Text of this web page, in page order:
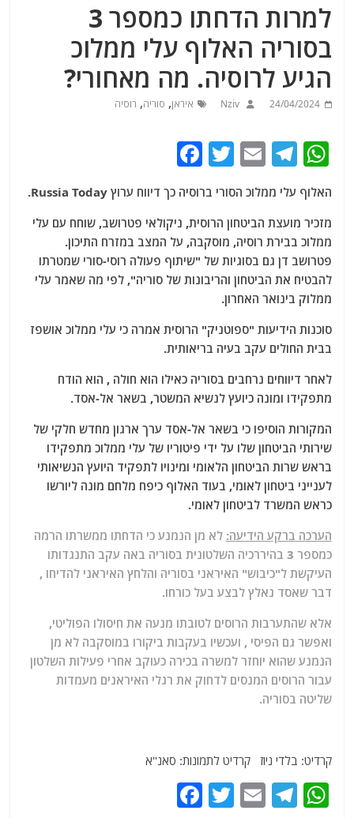
למרות הדחתו כמספר 3
בסוריה האלוף עלי ממלוכ
הגיע לרוסיה. מה מאחורי?
24/04/2024
Nziv איראן, סוריה, רוסיה
W
at
s
A
p
p
T
el
e
g
ra
m
E
ai
l
T
itt
er
c
e
b
o
k
האלוף עלי ממלוכ הסורי ברוסיה כך דיווח ערוץ Russia Today.
מזכיר מועצת הביטחון הרוסית, ניקולאי פטרושב, שוחח עם עלי
ממלוכ בבירת רוסיה, מוסקבה, על המצב במזרח התיכון.
פטרושב דן גם בסוגיות של "שיתוף פעולה רוסי-סורי שמטרתו
להבטיח את הביטחון והריבונות של סוריה", לפי מה שאמר עלי
ממלוק בינואר האחרון.
סוכנות הידיעות "ספוטניק" הרוסית אמרה כי עלי ממלוכ אושפז
בבית החולים עקב בעיה בריאותית.
לאחר דיווחים נרחבים בסוריה כאילו הוא חולה , הוא הודח
מתפקידו ומונה כיועץ לנשיא המשטר, בשאר אל-אסד.
המקורות הוסיפו כי בשאר אל-אסד ערך ארגון מחדש חלקי של
שירותי הביטחון שלו על ידי פיטוריו של עלי ממלוכ מתפקידו
בראש שרות הביטחון הלאומי ומינויו לתפקיד היועץ הנשיאותי
לענייני ביטחון לאומי, בעוד האלוף כיפח מלחם מונה ליורשו
כראש המשרד לביטחון לאומי.
הערכה ברקע הידיעה: לא מן הנמנע כי הדחתו ממשרתו הרמה
כמספר 3 בהיררכיה השלטונית בסוריה באה עקב התנגדותו
העיקשת ל"כיבוש" האיראני בסוריה והלחץ האיראני להדיחו ,
דבר שאסד נאלץ לבצע בעל כורחו.
אלא שהתערבות הרוסים לטובתו מנעה את חיסולו הפוליטי,
ואפשר גם הפיסי , ועכשיו בעקבות ביקורו במוסקבה לא מן
הנמנע שהוא יוחזר למשרה בכירה כעוקב אחרי פעילות השלטון
עבור הרוסים המנסים לדחוק את רגלי האיראנים מעמדות
שליטה בסוריה.
קרדיט: בלדי ניוז קרדיט לתמונות: סאנ"א
W
T
E
T